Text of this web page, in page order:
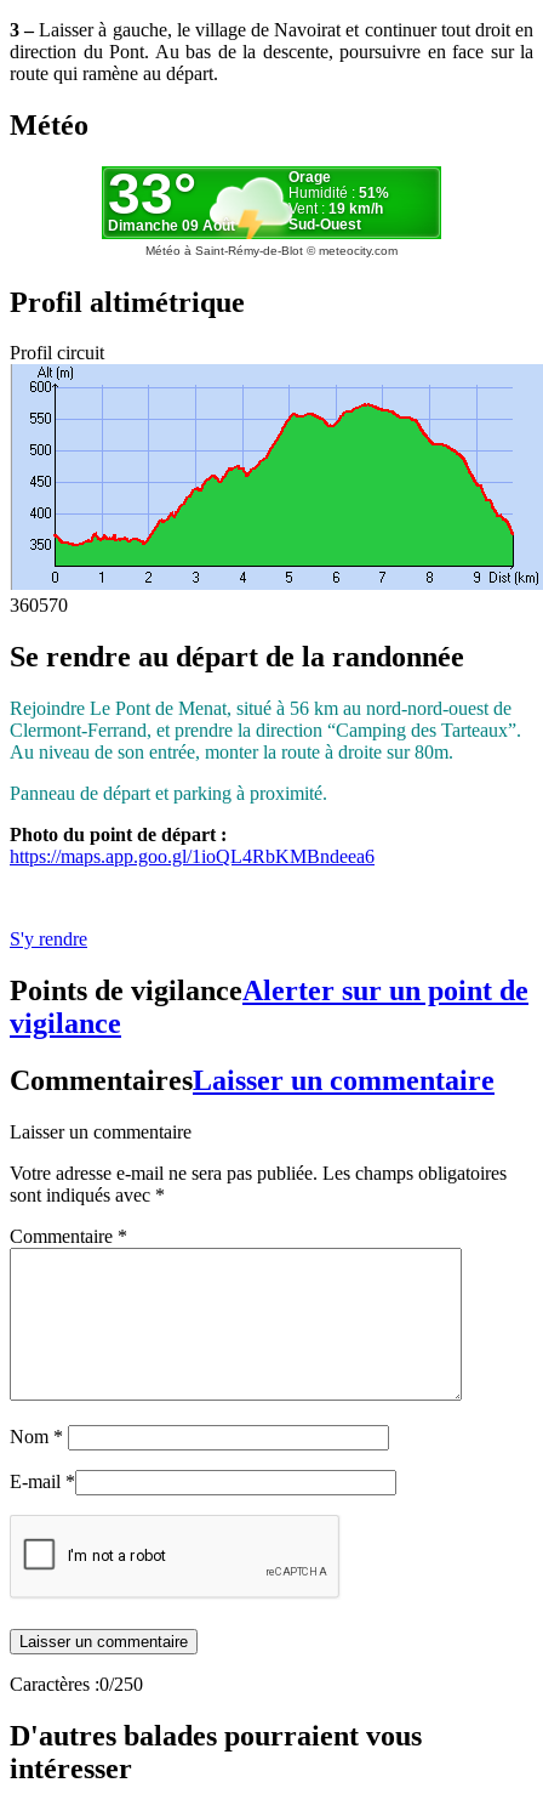
3 –Laisser à gauche, le village de Navoirat et continuer tout droit en
direction du Pont. Au bas de la descente, poursuivre en face sur la
route qui ramène au départ.
Météo
Météo à Saint-Rémy-de-Blot © meteocity.com
Profil altimétrique
Profil circuit
360570
Se rendre au départ de la randonnée
Rejoindre Le Pont de Menat, situé à 56 km au nord-nord-ouest de
Clermont-Ferrand, et prendre la direction “Camping des Tarteaux”.
Au niveau de son entrée, monter la route à droite sur 80m.
Panneau de départ et parking à proximité.
Photo du point de départ :
https://maps.app.goo.gl/1ioQL4RbKMBndeea6
S'y rendre
Points de vigilanceAlerter sur un point de
vigilance
CommentairesLaisser un commentaire
Laisser un commentaire
Votre adresse e-mail ne sera pas publiée. Les champs obligatoires
sont indiqués avec *
Commentaire *
Nom *
E-mail *
Caractères :0/250
D'autres balades pourraient vous
intéresser